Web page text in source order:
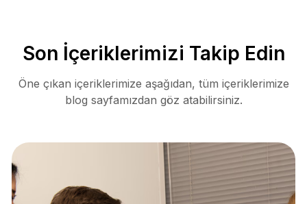
Son İçeriklerimizi Takip Edin
Öne çıkan içeriklerimize aşağıdan, tüm içeriklerimize
blog sayfamızdan göz atabilirsiniz.